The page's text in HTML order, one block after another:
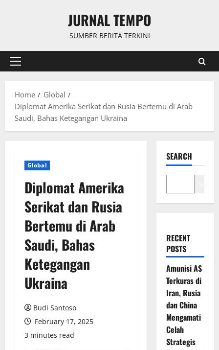
JURNAL TEMPO
SUMBER BERITA TERKINI
Primary
Home
Global
Diplomat Amerika Serikat dan Rusia Bertemu di Arab
Saudi, Bahas Ketegangan Ukraina
Global
Diplomat Amerika
Serikat dan Rusia
Bertemu di Arab
Saudi, Bahas
Ketegangan
Ukraina
Budi Santoso
February 17, 2025
3 minutes read
SEARCH
RECENT
POSTS
Amunisi AS
Terkuras di
Iran, Rusia
dan China
Mengamati
Celah
Strategis